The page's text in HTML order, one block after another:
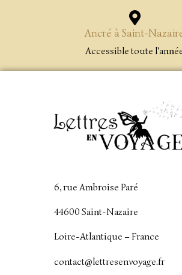
Ancré à Saint-
Accessible toute
6, rue Ambroise Paré
44600 Saint-Nazaire
Loire-Atlantique – France
contact@lettresenvoyage.fr